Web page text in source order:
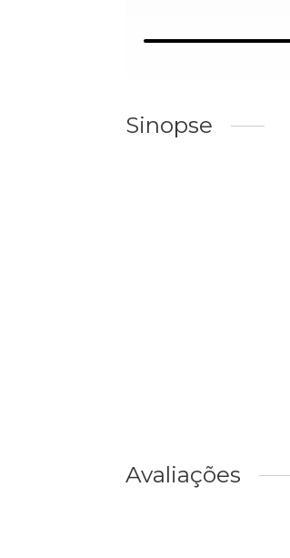
Sinopse
Avaliações